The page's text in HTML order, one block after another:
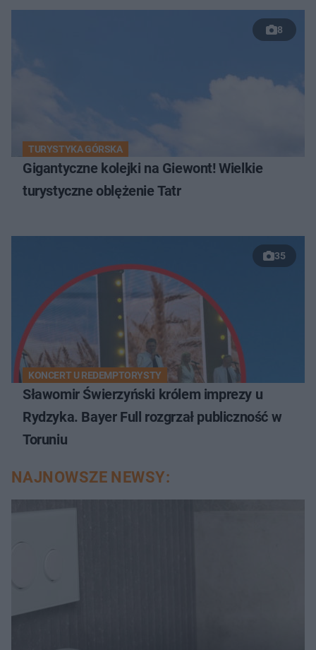
8
TURYSTYKA GÓRSKA
Gigantyczne kolejki na Giewont! Wielkie
turystyczne oblężenie Tatr
35
KONCERT U REDEMPTORYSTY
Sławomir Świerzyński królem imprezy u
Rydzyka. Bayer Full rozgrzał publiczność w
Toruniu
NAJNOWSZE NEWSY: